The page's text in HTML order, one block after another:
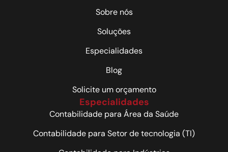
Sobre nós
Soluções
Especialidades
Blog
Solicite um orçamento
Especialidades
Contabilidade para Área da Saúde
Contabilidade para Setor de tecnologia (TI)